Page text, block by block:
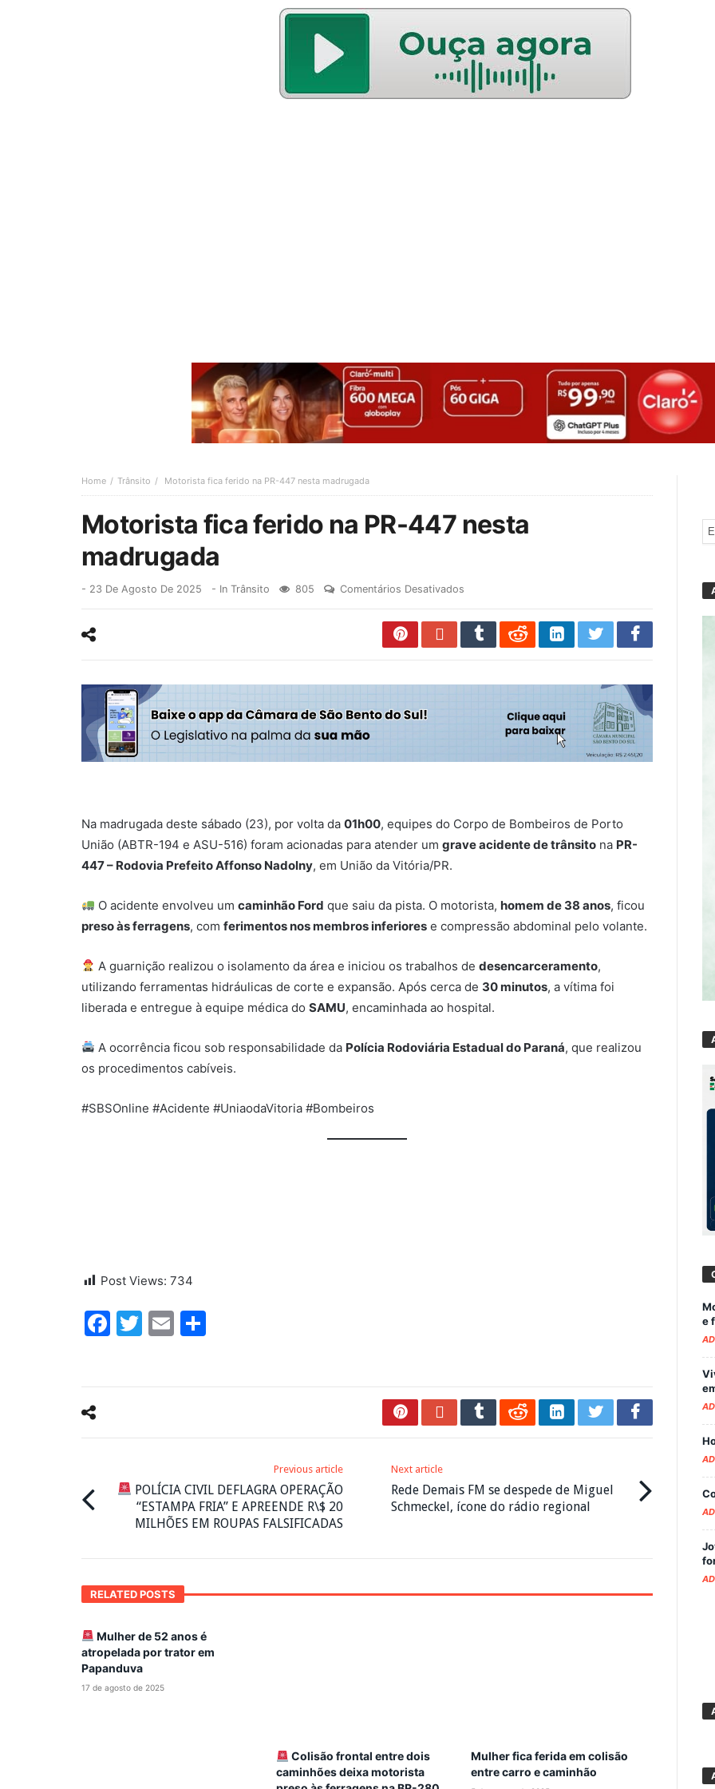
Home Trânsito Motorista fica ferido na PR-447 nesta madrugada
Motorista fica ferido na PR-447 nesta
madrugada
- 23 De Agosto De 2025 - In Trânsito 805 Comentários Desativados
Na madrugada deste sábado (23), por volta da 01h00, equipes do Corpo de Bombeiros de Porto
União (ABTR-194 e ASU-516) foram acionadas para atender um grave acidente de trânsito na PR-
447 – Rodovia Prefeito Affonso Nadolny, em União da Vitória/PR.
O acidente envolveu umcaminhão Ford que saiu da pista. O motorista, homem de 38 anos, ficou
preso às ferragens, com ferimentos nos membros inferiores e compressão abdominal pelo volante.
A guarnição realizou o isolamento da área e iniciou os trabalhos dedesencarceramento,
utilizando ferramentas hidráulicas de corte e expansão. Após cerca de 30 minutos, a vítima foi
liberada e entregue à equipe médica do SAMU, encaminhada ao hospital.
A ocorrência ficou sob responsabilidade da Polícia Rodoviária Estadual do Paraná, que realizou
os procedimentos cabíveis.
#SBSOnline #Acidente #UniaodaVitoria #Bombeiros
Post Views: 734
Facebook
Twitter
Email
Previous article
POLÍCIA CIVIL DEFLAGRA OPERAÇÃO
“ESTAMPA FRIA” E APREENDE R\$ 20
MILHÕES EM ROUPAS FALSIFICADAS
Next article
Rede Demais FM se despede de Miguel
Schmeckel, ícone do rádio regional
RELATED POSTS
Mulher de 52 anos é
atropelada por trator em
Papanduva
17 de agosto de 2025
Colisão frontal entre dois
caminhões deixa motorista
Mulher fica ferida em colisão
entre carro e caminhão
e